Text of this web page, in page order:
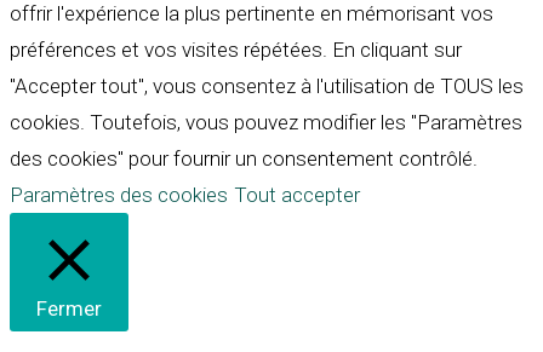
offrir l'expérience la plus pertinente en mémorisant vos
préférences et vos visites répétées. En cliquant sur
"Accepter tout", vous consentez à l'utilisation de TOUS les
cookies. Toutefois, vous pouvez modifier les "Paramètres
des cookies" pour fournir un consentement contrôlé.
Paramètres des cookies Tout accepter
Fermer